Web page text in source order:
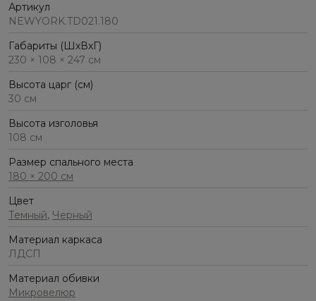
Артикул
NEWYORK.TD021.180
Габариты (ШхВхГ)
230 × 108 × 247 см
Высота царг (см)
30 см
Высота изголовья
108 см
Размер спального места
180 × 200 см
Цвет
Темный, Черный
Материал каркаса
ЛДСП
Материал обивки
Микровелюр